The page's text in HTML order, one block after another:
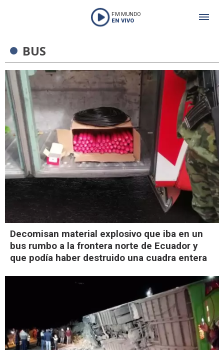
FM MUNDO
EN VIVO
BUS
Decomisan material explosivo que iba en un
bus rumbo a la frontera norte de Ecuador y
que podía haber destruido una cuadra entera